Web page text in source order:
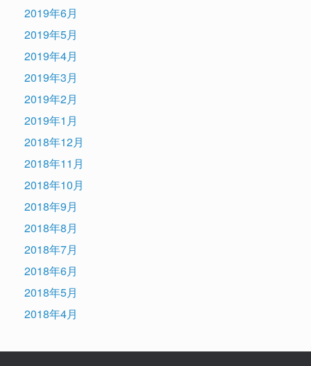
2019年6月
2019年5月
2019年4月
2019年3月
2019年2月
2019年1月
2018年12月
2018年11月
2018年10月
2018年9月
2018年8月
2018年7月
2018年6月
2018年5月
2018年4月